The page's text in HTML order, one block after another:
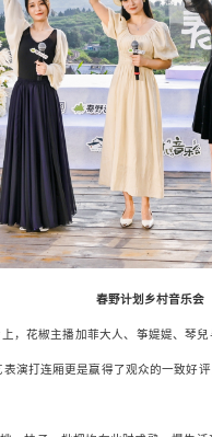
春野计划乡村音乐会
，花椒主播加菲大人、筝媞媞、琴
演打连厢更是赢得了观众的一致好